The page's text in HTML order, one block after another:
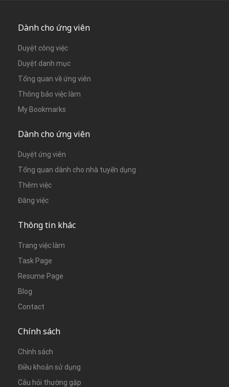
Dành cho ứng viên
Duyệt công việc
Duyệt danh mục
Tổng quan về ứng viên
Thông báo việc làm
My Bookmarks
Dành cho ứng viên
Duyệt ứng viên
Tổng quan dành cho nhà tuyển dụng
Thêm việc
Đăng việc
Thông tin khác
Trang việc làm
Task Page
Resume Page
Blog
Contact
Chính sách
Chính sách
Điều khoản sử dụng
Câu hỏi thường gặp